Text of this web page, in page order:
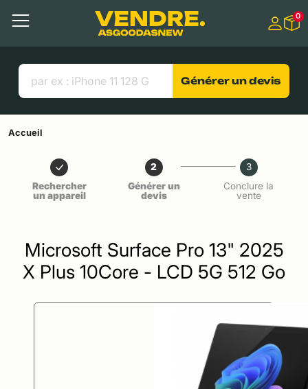
Contenu principal
Menu
Liens utiles
0
Générer un devis
Accueil
Rechercher
un appareil
2
Générer un
devis
3
Conclure la
vente
Microsoft Surface Pro 13" 2025
X Plus 10Core - LCD 5G 512 Go